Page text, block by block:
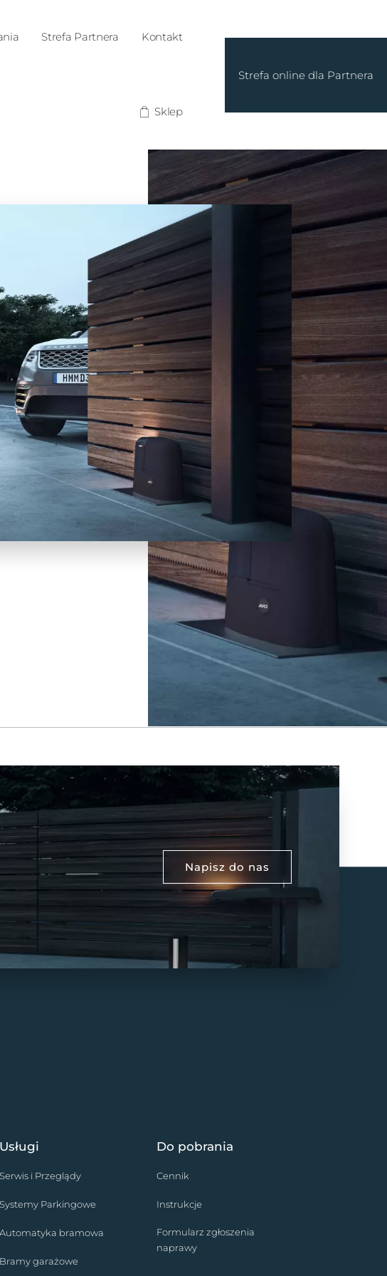
Strefa Partnera Kontakt
Sklep
Strefa online dla Partnera
Napisz do nas
Usługi
Serwis i Przeglądy
Systemy Parkingowe
Automatyka bramowa
Bramy garażowe
Do pobrania
Cennik
Instrukcje
Formularz zgłoszenia
naprawy